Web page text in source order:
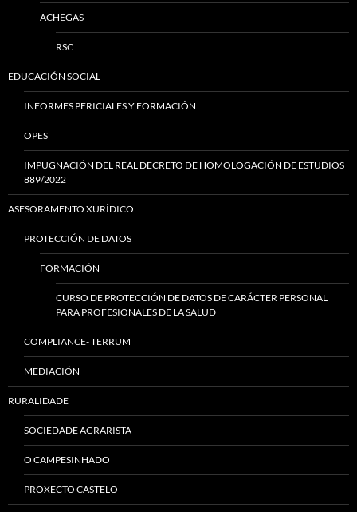
ACHEGAS
RSC
EDUCACIÓN SOCIAL
INFORMES PERICIALES Y FORMACIÓN
OPES
IMPUGNACIÓN DEL REAL DECRETO DE HOMOLOGACIÓN DE ESTUDIOS
889/2022
ASESORAMENTO XURÍDICO
PROTECCIÓN DE DATOS
FORMACIÓN
CURSO DE PROTECCIÓN DE DATOS DE CARÁCTER PERSONAL
PARA PROFESIONALES DE LA SALUD
COMPLIANCE- TERRUM
MEDIACIÓN
RURALIDADE
SOCIEDADE AGRARISTA
O CAMPESINHADO
PROXECTO CASTELO